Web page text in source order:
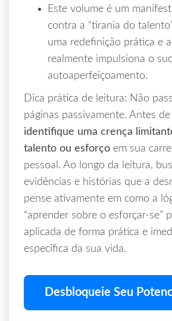
Este volume é um
contra a “tirania do
uma redefinição prática e
realmente impulsiona o
autoaperfeiçoamento.
Dica prática de leitura: Não
páginas passivamente. Antes de
identifique uma crença
talento ou esforço em sua
pessoal. Ao longo da leitura,
evidências e histórias que a
pense ativamente em como a
“aprender sobre o esforçar-se”
aplicada de forma prática e
específica da sua vida.
Desbloqueie Seu